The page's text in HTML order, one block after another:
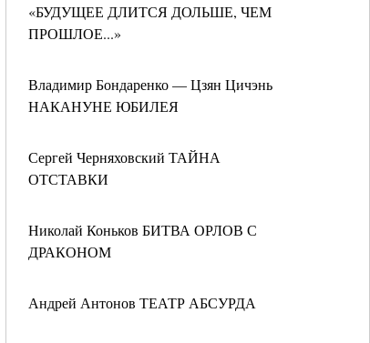
«БУДУЩЕЕ ДЛИТСЯ ДОЛЬШЕ, ЧЕМ
ПРОШЛОЕ...»
Владимир Бондаренко — Цзян Цичэнь
НАКАНУНЕ ЮБИЛЕЯ
Сергей Черняховский ТАЙНА
ОТСТАВКИ
Николай Коньков БИТВА ОРЛОВ С
ДРАКОНОМ
Андрей Антонов ТЕАТР АБСУРДА